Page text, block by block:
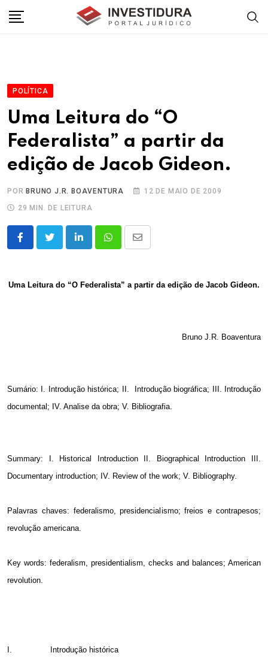
POLÍTICA
Uma Leitura do “O
Federalista” a partir da
edição de Jacob Gideon.
POR BRUNO J.R. BOAVENTURA
12 DE MAIO DE 2009
29 MIN. DE LEITURA
LinkedInWhatsappShare
Uma Leitura do “O Federalista” a partir da edição de Jacob Gideon.
Bruno J.R. Boaventura
Sumário: I. Introdução histórica; II.
Introdução biográfica; III. Introdução
documental; IV. Analise da obra; V. Bibliografia.
Summary: I. Historical Introduction II. Biographical Introduction III.
Documentary introduction; IV. Review of the work; V. Bibliography.
Palavras chaves: federalismo, presidencialismo; freios e contrapesos;
revolução americana.
Key words: federalism, presidentialism, checks and balances; American
revolution.
I. Introdução histórica